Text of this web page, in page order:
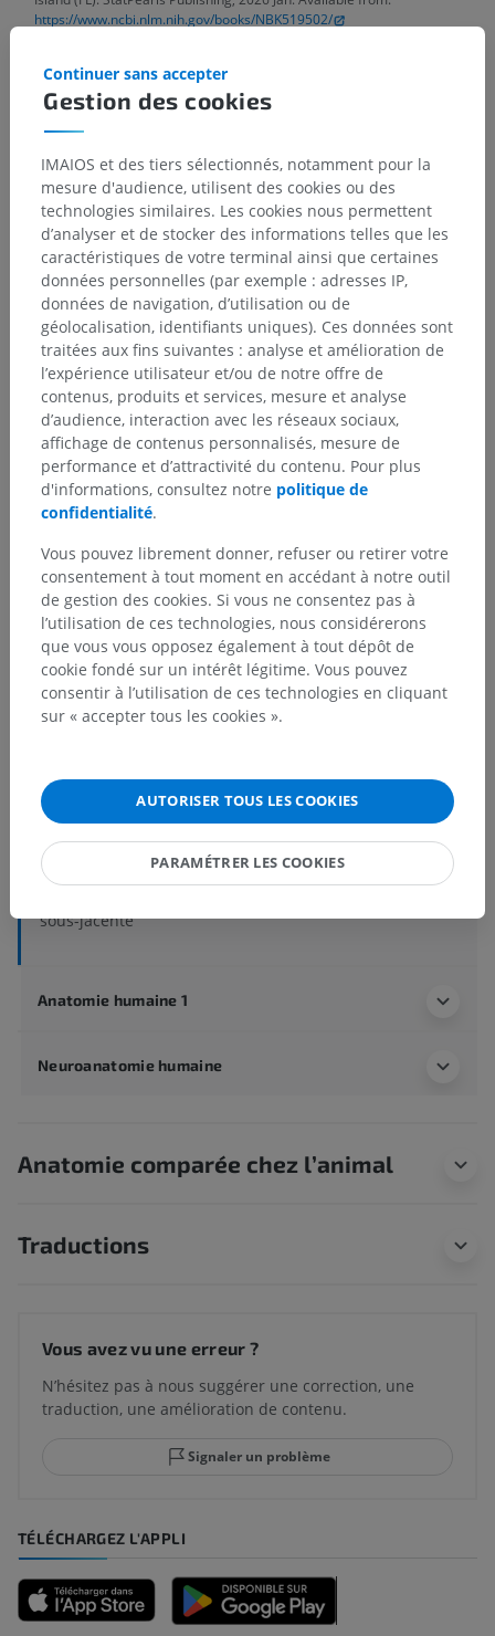
https://www.ncbi.nlm.nih.gov/books/NBK519502/
Galerie
Hiérarchie anatomique
Corps humain> Systèmes intégrants>
Organes des sens> Oeil>
Structures accessoires de l'œil> Conjonctive>
Pli semilunaire de la conjonctive
sous-jacente
Anatomie humaine 1
Neuroanatomie humaine
Anatomie comparée chez l’animal
Traductions
Vous avez vu une erreur ?
N’hésitez pas à nous suggérer une correction, une
traduction, une amélioration de contenu.
Signaler un problème
TÉLÉCHARGEZ L'APPLI
Gestion des cookies
Continuer sans accepter
IMAIOS et des tiers sélectionnés, notamment pour la
mesure d'audience, utilisent des cookies ou des
technologies similaires. Les cookies nous permettent
d’analyser et de stocker des informations telles que les
caractéristiques de votre terminal ainsi que certaines
données personnelles (par exemple : adresses IP,
données de navigation, d’utilisation ou de
géolocalisation, identifiants uniques). Ces données sont
traitées aux fins suivantes : analyse et amélioration de
l’expérience utilisateur et/ou de notre offre de
contenus, produits et services, mesure et analyse
d’audience, interaction avec les réseaux sociaux,
affichage de contenus personnalisés, mesure de
performance et d’attractivité du contenu. Pour plus
d'informations, consultez notre politique de
confidentialité.
Vous pouvez librement donner, refuser ou retirer votre
consentement à tout moment en accédant à notre outil
de gestion des cookies. Si vous ne consentez pas à
l’utilisation de ces technologies, nous considérerons
que vous vous opposez également à tout dépôt de
cookie fondé sur un intérêt légitime. Vous pouvez
consentir à l’utilisation de ces technologies en cliquant
sur « accepter tous les cookies ».
AUTORISER TOUS LES COOKIES
PARAMÉTRER LES COOKIES